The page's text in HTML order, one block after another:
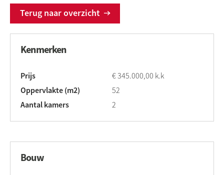
Terug naar overzicht
Kenmerken
Prijs € 345.000,00 k.k
Oppervlakte (m2) 52
Aantal kamers 2
Bouw